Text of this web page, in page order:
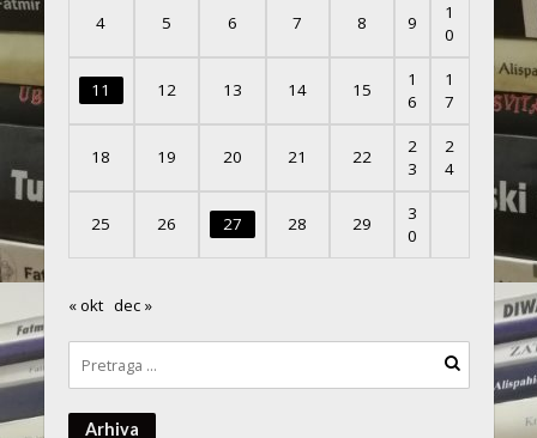
4 5 6 7 8 9
1
0
11 12 13 14 15
1
6
1
7
18 19 20 21 22
2
3
2
4
25 26 27 28 29
3
0
« okt dec »
Arhiva